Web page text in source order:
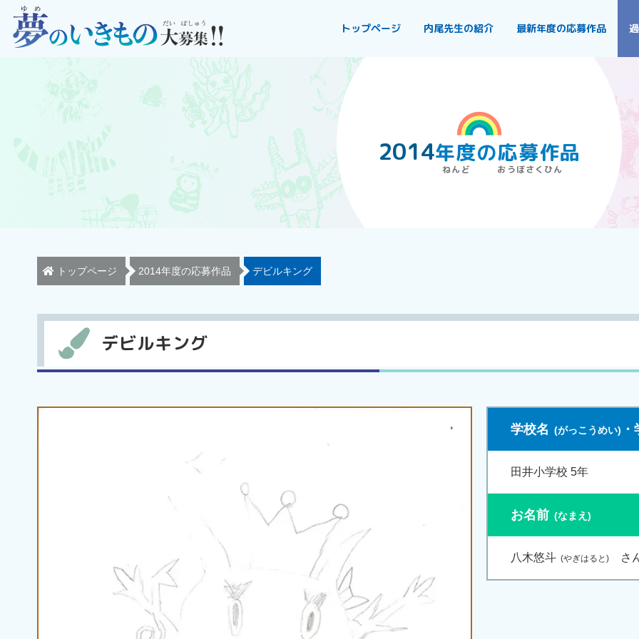
トップページ 内尾先生の紹介 最新年度の応募作品
2014年度の応募作品
トップページ 2014年度の応募作品 デビルキング
デビルキング
学校名 ・
田井小学校 5年
お名前
八木悠斗 さ